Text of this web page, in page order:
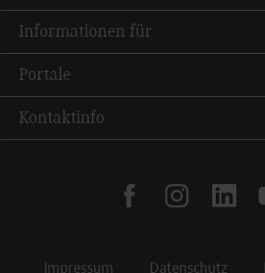
Informationen für
Portale
Kontaktinfo
facebookinstagramlinkedin